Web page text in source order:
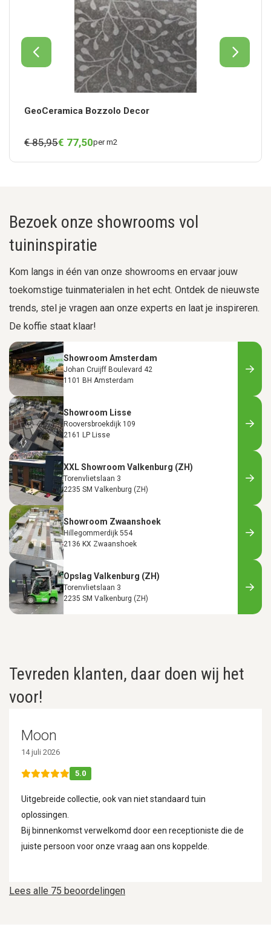
GeoCeramica Bozzolo Decor
€ 85,95€ 77,50per m2
Bezoek onze showrooms vol
tuininspiratie
Kom langs in één van onze showrooms en ervaar jouw
toekomstige tuinmaterialen in het echt. Ontdek de nieuwste
trends, stel je vragen aan onze experts en laat je inspireren.
De koffie staat klaar!
Showroom Amsterdam
Johan Cruijff Boulevard 42
1101 BH Amsterdam
Showroom Lisse
Rooversbroekdijk 109
2161 LP Lisse
XXL Showroom Valkenburg (ZH)
Torenvlietslaan 3
2235 SM Valkenburg (ZH)
Showroom Zwaanshoek
Hillegommerdijk 554
2136 KX Zwaanshoek
Opslag Valkenburg (ZH)
Torenvlietslaan 3
2235 SM Valkenburg (ZH)
Tevreden klanten, daar doen wij het
voor!
Lees alle 75 beoordelingen
Moon
14 juli 2026
5.0
Uitgebreide collectie, ook van niet standaard tuin
oplossingen.
Bij binnenkomst verwelkomd door een receptioniste die de
juiste persoon voor onze vraag aan ons koppelde.